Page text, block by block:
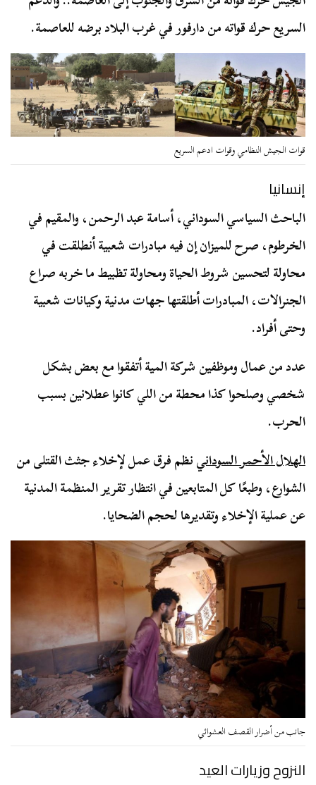
السريع حرك قواته من دارفور في غرب البلاد برضه للعاصمة.
قوات الجيش النظامي وقوات ادعم السريع
إنسانيا
الباحث السياسي السوداني، أسامة عبد الرحمن، والمقيم في
الخرطوم، صرح للميزان إن فيه مبادرات شعبية أنطلقت في
محاولة لتحسين شروط الحياة ومحاولة تظبيط ما خربه صراع
الجنرالات، المبادرات أطلقتها جهات مدنية وكيانات شعبية
وحتى أفراد.
عدد من عمال وموظفين شركة المية أتفقوا مع بعض بشكل
شخصي وصلحوا كذا محطة من اللي كانوا عطلانين بسبب
الحرب.
الهلال الأحمر السودانينظم فرق عمل لإخلاء جثث القتلى من
الشوارع، وطبعًا كل المتابعين في انتظار تقرير المنظمة المدنية
عن عملية الإخلاء وتقديرها لحجم الضحايا.
جانب من أضرار القصف العشوائي
النزوح وزيارات العيد